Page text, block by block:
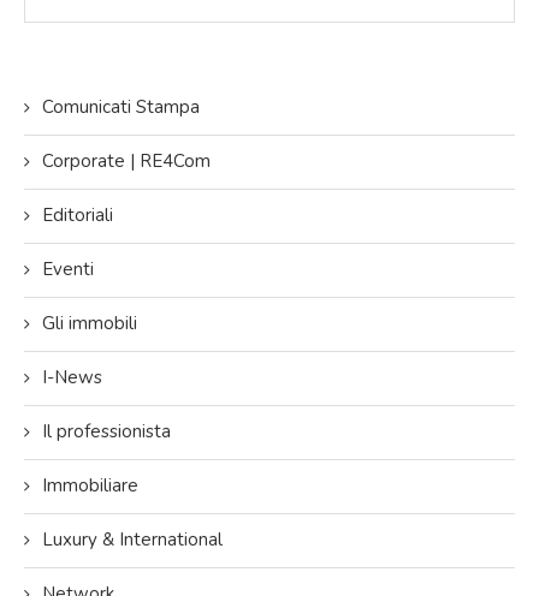
Comunicati Stampa
Corporate | RE4Com
Editoriali
Eventi
Gli immobili
I-News
Il professionista
Immobiliare
Luxury & International